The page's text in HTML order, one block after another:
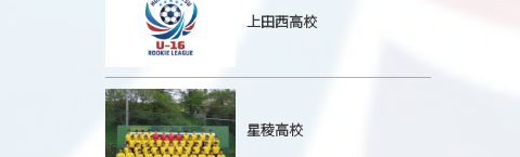
上田西高校
星稜高校